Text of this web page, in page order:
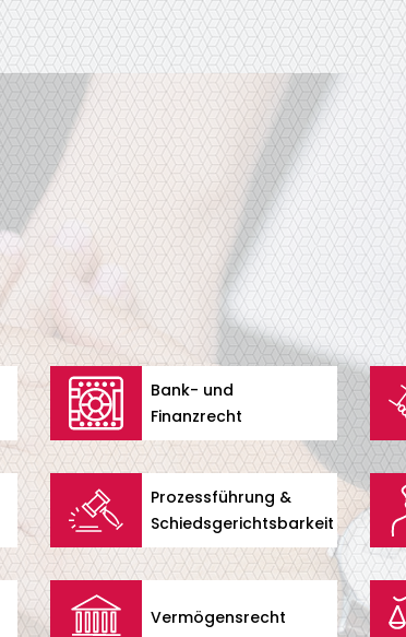
Bank- und
Finanzrecht
Prozessführung &
Schiedsgerichtsbarkeit
Vermögensrecht